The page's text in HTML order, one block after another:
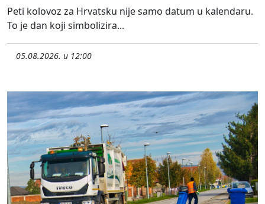
Peti kolovoz za Hrvatsku nije samo datum u kalendaru.
To je dan koji simbolizira...
05.08.2026. u 12:00